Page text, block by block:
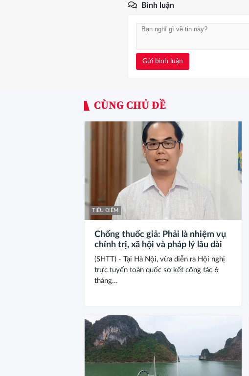
Bình luận
Gửi bình luận
CÙNG CHỦ ĐỀ
TIÊU ĐIỂM
Chống thuốc giả: Phải là nhiệm vụ
chính trị, xã hội và pháp lý lâu dài
(SHTT) - Tại Hà Nội, vừa diễn ra Hội nghị
trực tuyến toàn quốc sơ kết công tác 6
tháng...